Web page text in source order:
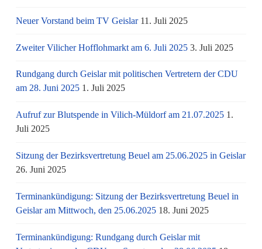
Neuer Vorstand beim TV Geislar 11. Juli 2025
Zweiter Vilicher Hofflohmarkt am 6. Juli 2025 3. Juli 2025
Rundgang durch Geislar mit politischen Vertretern der CDU
am 28. Juni 2025 1. Juli 2025
Aufruf zur Blutspende in Vilich-Müldorf am 21.07.2025 1.
Juli 2025
Sitzung der Bezirksvertretung Beuel am 25.06.2025 in Geislar
26. Juni 2025
Terminankündigung: Sitzung der Bezirksvertretung Beuel in
Geislar am Mittwoch, den 25.06.2025 18. Juni 2025
Terminankündigung: Rundgang durch Geislar mit